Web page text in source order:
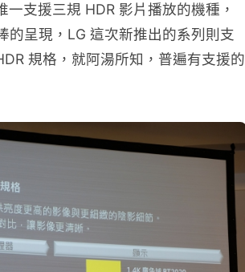
支援三規 HDR 影片播放的機種，
的呈現，LG 這次新推出的系列則支
規格，就阿湯所知，普遍有支援的